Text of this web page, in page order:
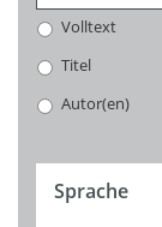
Volltext
Titel
Autor(en)
Sprache